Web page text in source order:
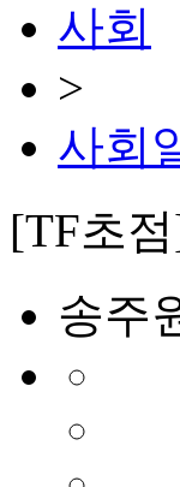
사회
>
사회
[TF초
송주